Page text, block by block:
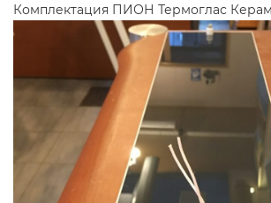
Комплектация ПИОН Термоглас